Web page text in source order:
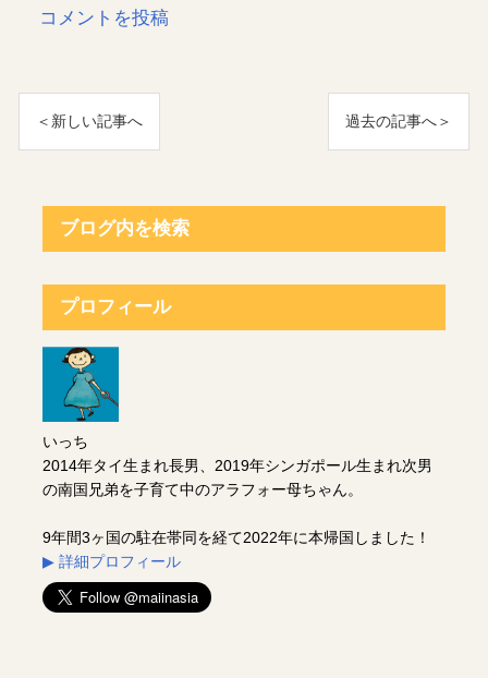
コメントを投稿
＜新しい記事へ 過去の記事へ＞
ブログ内を検索
プロフィール
いっち
2014年タイ生まれ長男、2019年シンガポール生まれ次男
の南国兄弟を子育て中のアラフォー母ちゃん。
9年間3ヶ国の駐在帯同を経て2022年に本帰国しました！
▶︎ 詳細プロフィール